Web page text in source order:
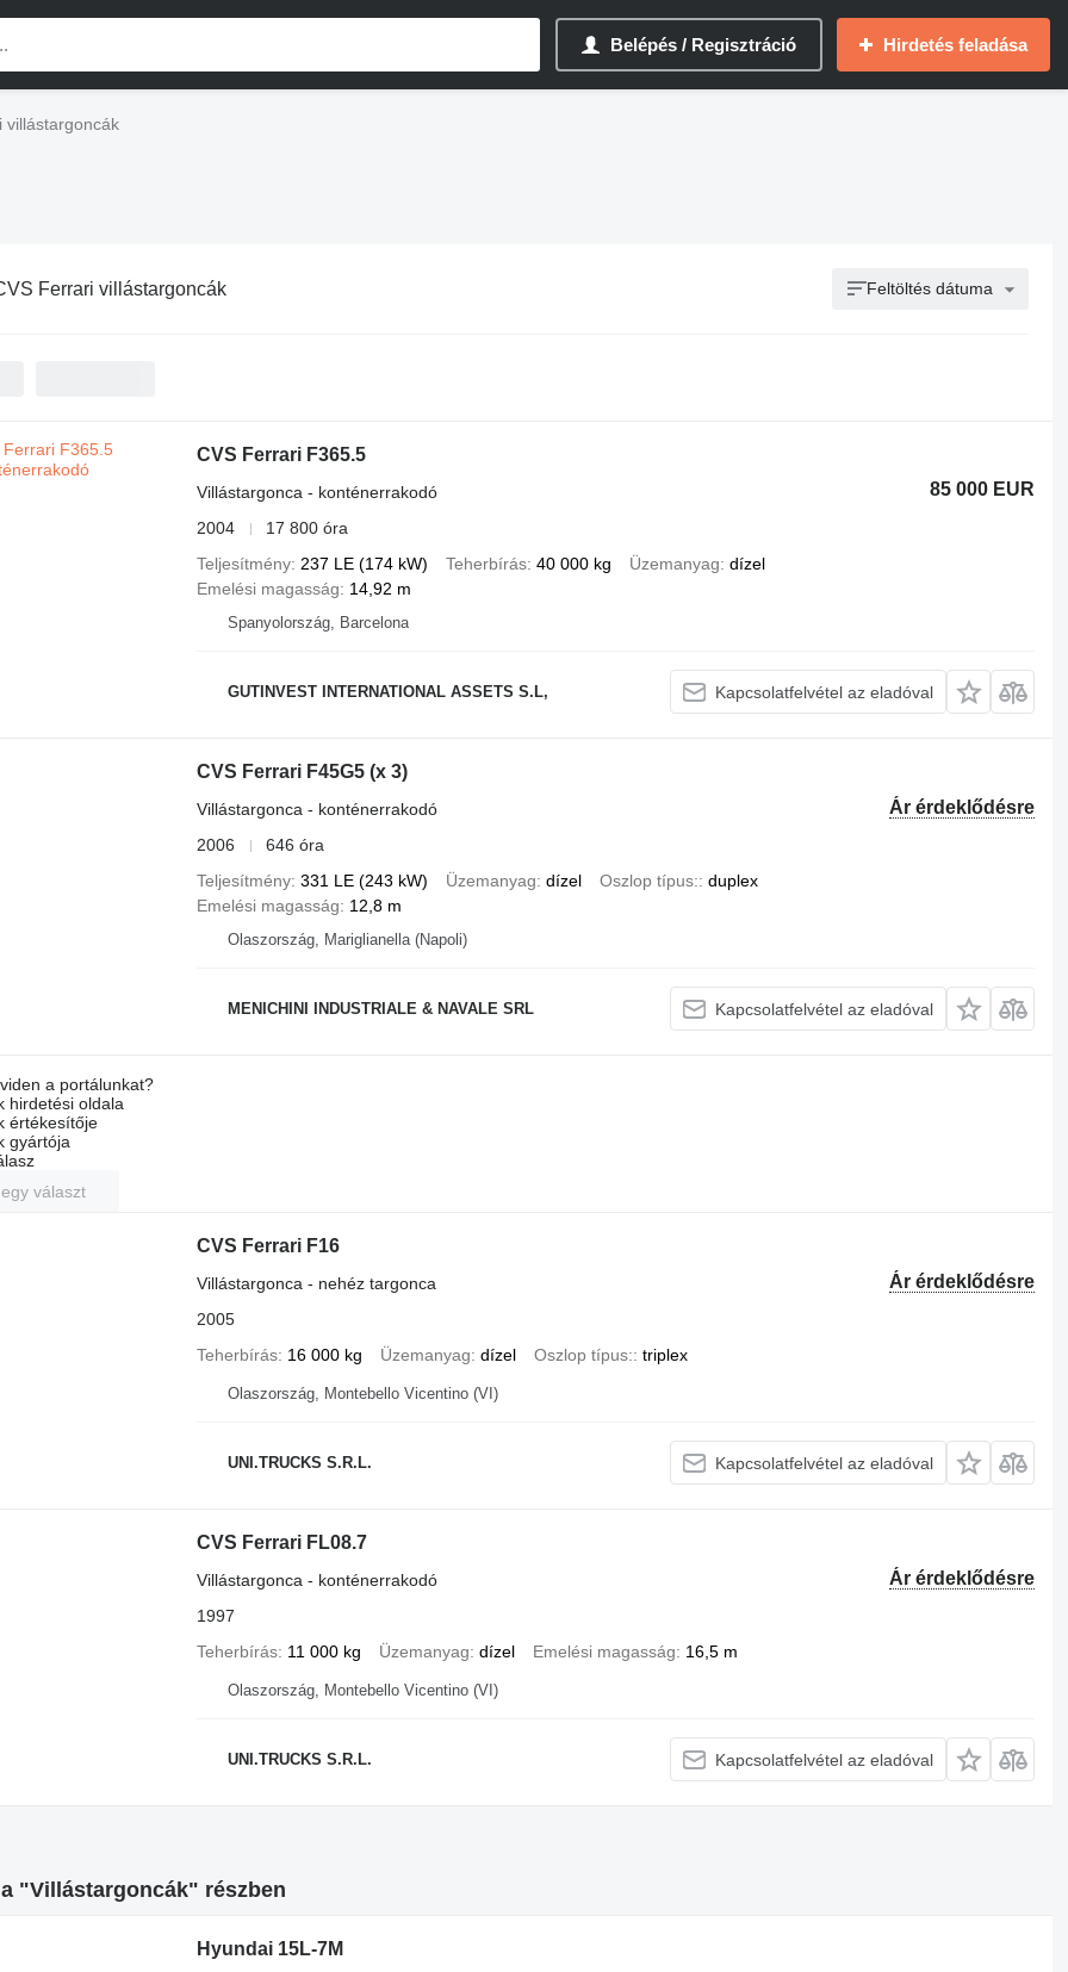
Belépés / Regisztráció Hirdetés feladása
villástargoncák
Ferrari villástargoncák Feltöltés dátuma
CVS Ferrari F365.5
85 000 EUR
Villástargonca - konténerrakodó
2004
17 800 óra
Teljesítmény 237 LE (174 kW) Teherbírás 40 000 kg Üzemanyag dízel
Emelési magasság
14,92 m
Spanyolország, Barcelona
GUTINVEST INTERNATIONAL ASSETS S.L, Kapcsolatfelvétel az eladóval
CVS Ferrari F45G5 (x 3)
Ár érdeklődésre
Villástargonca - konténerrakodó
2006
646 óra
Teljesítmény 331 LE (243 kW) Üzemanyag dízel Oszlop típus: duplex
Emelési magasság
12,8 m
Olaszország, Mariglianella (Napoli)
MENICHINI INDUSTRIALE & NAVALE SRL Kapcsolatfelvétel az eladóval
a portálunkat?
hirdetési oldala
értékesítője
gyártója
választ
CVS Ferrari F16
Ár érdeklődésre
Villástargonca - nehéz targonca
2005
Teherbírás 16 000 kg Üzemanyag dízel Oszlop típus: triplex
Olaszország, Montebello Vicentino (VI)
UNI.TRUCKS S.R.L. Kapcsolatfelvétel az eladóval
CVS Ferrari FL08.7
Ár érdeklődésre
Villástargonca - konténerrakodó
1997
Teherbírás 11 000 kg Üzemanyag dízel Emelési magasság 16,5 m
Olaszország, Montebello Vicentino (VI)
UNI.TRUCKS S.R.L. Kapcsolatfelvétel az eladóval
"Villástargoncák" részben
Hyundai 15L-7M